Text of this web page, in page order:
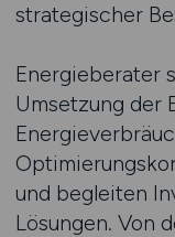
strategischer
Energieberater
Umsetzung der
und begleiten
Lösungen. Von